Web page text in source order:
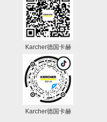
Karcher德国卡赫
Karcher德国卡赫